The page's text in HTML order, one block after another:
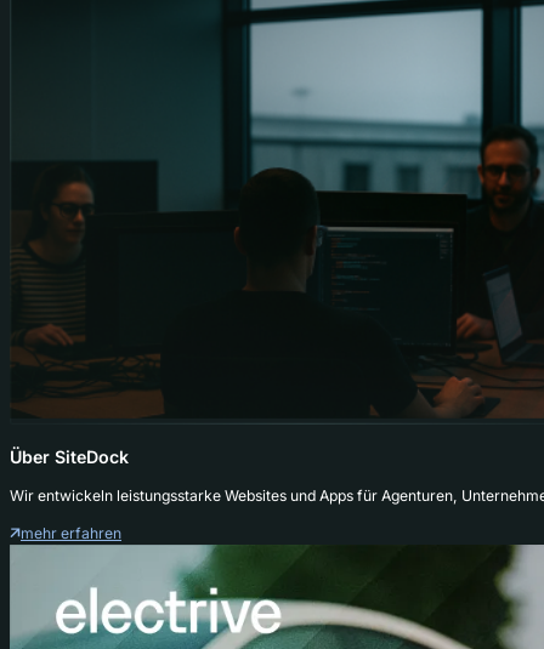
Über SiteDock
Wir entwickeln leistungsstarke Websites und Apps für Agenturen,
mehr erfahren